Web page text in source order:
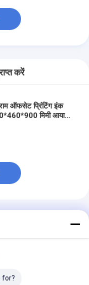
करें
ऑफसेट प्रिंटिंग इंक
मिमी आयामों
for?